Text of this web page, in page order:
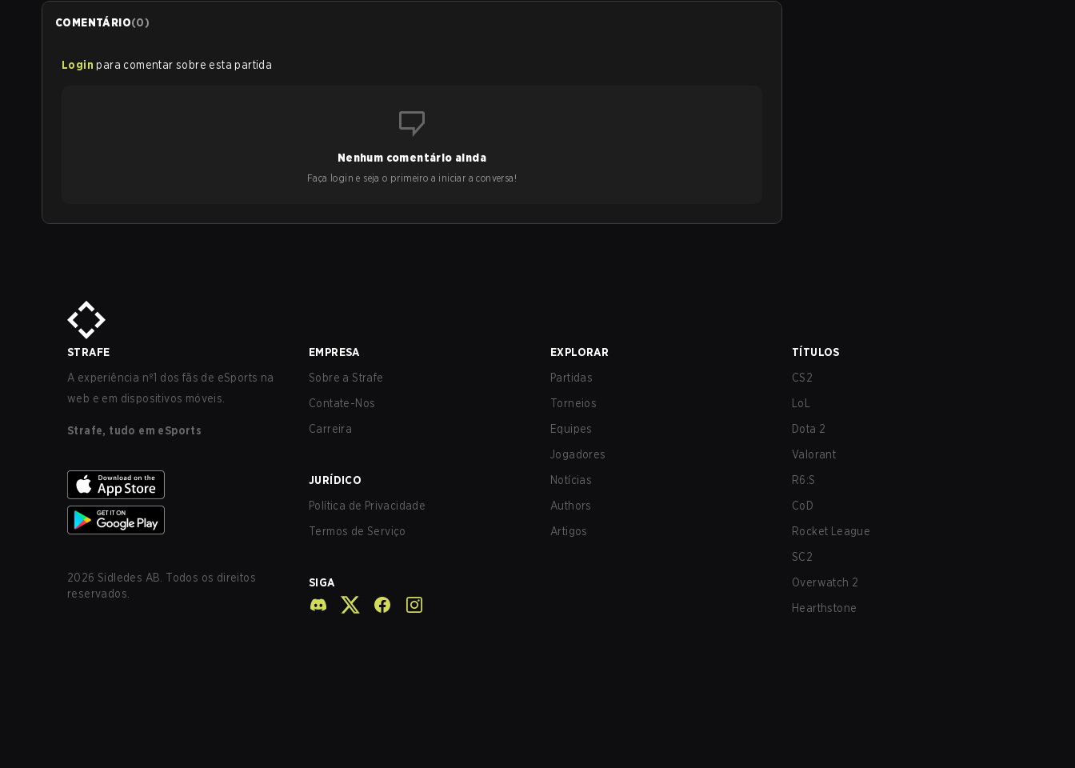
COMENTÁRIO(0)
Login para comentar sobre esta partida
Nenhum comentário ainda
Faça login e seja o primeiro a iniciar a conversa!
STRAFE
A experiência nº1 dos fãs de eSports na
web e em dispositivos móveis.
Strafe, tudo em eSports
2026 Sidledes AB. Todos os direitos
reservados.
EMPRESA
Sobre a Strafe
Contate-Nos
Carreira
JURÍDICO
Política de Privacidade
Termos de Serviço
SIGA
EXPLORAR
Partidas
Torneios
Equipes
Jogadores
Notícias
Authors
Artigos
TÍTULOS
CS2
LoL
Dota 2
Valorant
R6:S
CoD
Rocket League
SC2
Overwatch 2
Hearthstone